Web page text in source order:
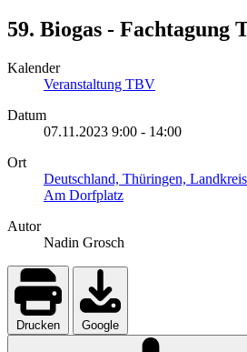
59. Biogas - Fachtagung
Kalender
Veranstaltung TBV
Datum
07.11.2023 9:00 - 14:00
Ort
Deutschland, Thüringen,
Am Dorfplatz
Autor
Nadin Grosch
Drucken Google